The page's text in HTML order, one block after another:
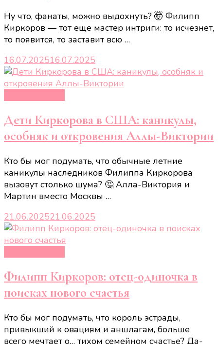
Ну что, фанаты, можно выдохнуть? 🤯 Филипп
Киркоров — тот еще мастер интриги: то исчезнет,
то появится, то заставит всю …
16.07.202516.07.2025
Дети Киркорова в США: каникулы,
особняк и откровения Аллы-Виктории
Кто бы мог подумать, что обычные летние
каникулы наследников Филиппа Киркорова
вызовут столько шума? 🤔 Алла-Виктория и
Мартин вместо Москвы …
21.06.202521.06.2025
Филипп Киркоров: отец-одиночка в
поисках нового счастья
Кто бы мог подумать, что король эстрады,
привыкший к овациям и аншлагам, больше
всего мечтает о… тихом семейном счастье? Да-